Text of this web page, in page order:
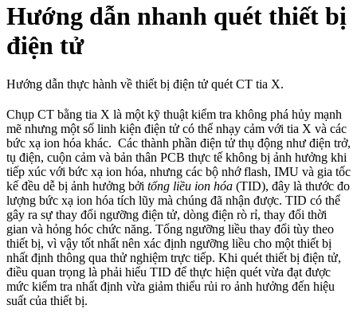
Hướng dẫn nhanh quét thiết bị
điện tử
Hướng dẫn thực hành về thiết bị điện tử quét CT tia X.
Chụp CT bằng tia X là một kỹ thuật kiểm tra không phá hủy mạnh
mẽ nhưng một số linh kiện điện tử có thể nhạy cảm với tia X và các
bức xạ ion hóa khác. Các thành phần điện tử thụ động như điện trở,
tụ điện, cuộn cảm và bản thân PCB thực tế không bị ảnh hưởng khi
tiếp xúc với bức xạ ion hóa, nhưng các bộ nhớ flash, IMU và gia tốc
kế đều dễ bị ảnh hưởng bởi tổng liều ion hóa (TID), đây là thước đo
lượng bức xạ ion hóa tích lũy mà chúng đã nhận được. TID có thể
gây ra sự thay đổi ngưỡng điện tử, dòng điện rò rỉ, thay đổi thời
gian và hỏng hóc chức năng. Tổng ngưỡng liều thay đổi tùy theo
thiết bị, vì vậy tốt nhất nên xác định ngưỡng liều cho một thiết bị
nhất định thông qua thử nghiệm trực tiếp. Khi quét thiết bị điện tử,
điều quan trọng là phải hiểu TID để thực hiện quét vừa đạt được
mức kiểm tra nhất định vừa giảm thiểu rủi ro ảnh hưởng đến hiệu
suất của thiết bị.